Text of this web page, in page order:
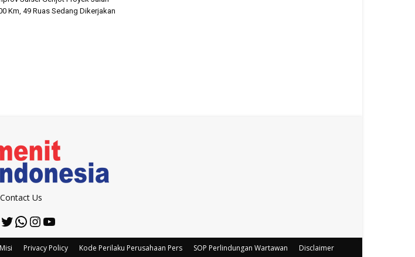
Km, 49 Ruas Sedang Dikerjakan
Contact Us
Twitter
WhatsApp
Instagram
YouTube
Privacy Policy Kode Perilaku Perusahaan Pers SOP Perlindungan Wartawan Disclaimer